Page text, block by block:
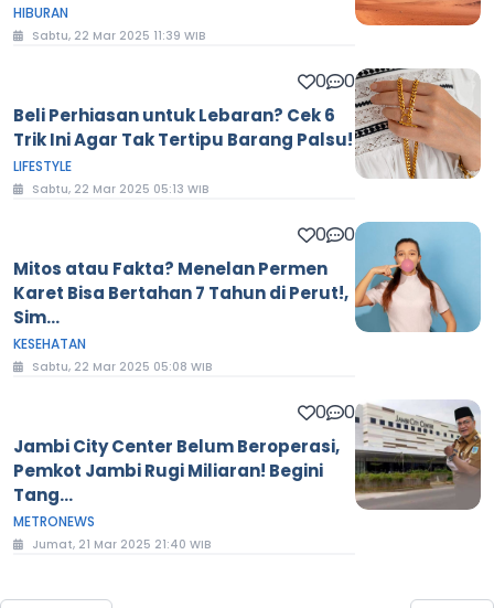
HIBURAN
Sabtu, 22 Mar 2025 11:39 WIB
0 0
Beli Perhiasan untuk Lebaran? Cek 6
Trik Ini Agar Tak Tertipu Barang Palsu!
LIFESTYLE
Sabtu, 22 Mar 2025 05:13 WIB
0 0
Mitos atau Fakta? Menelan Permen
Karet Bisa Bertahan 7 Tahun di Perut!,
Sim...
KESEHATAN
Sabtu, 22 Mar 2025 05:08 WIB
0 0
Jambi City Center Belum Beroperasi,
Pemkot Jambi Rugi Miliaran! Begini
Tang...
METRONEWS
Jumat, 21 Mar 2025 21:40 WIB